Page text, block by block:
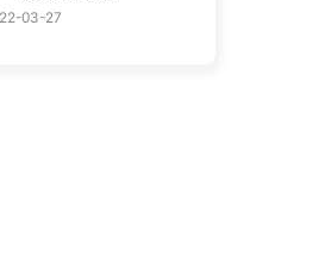
03-27